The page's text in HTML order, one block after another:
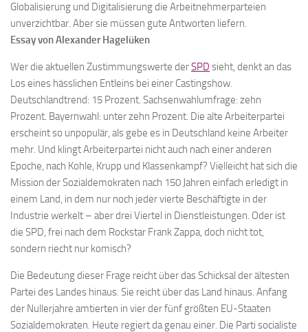
Globalisierung und Digitalisierung die Arbeitnehmerparteien
unverzichtbar. Aber sie müssen gute Antworten liefern.
Essay von Alexander Hagelüken
Wer die aktuellen Zustimmungswerte derSPD sieht, denkt an das
Los eines hässlichen Entleins bei einer Castingshow.
Deutschlandtrend: 15 Prozent. Sachsenwahlumfrage: zehn
Prozent. Bayernwahl: unter zehn Prozent. Die alte Arbeiterpartei
erscheint so unpopulär, als gebe es in Deutschland keine Arbeiter
mehr. Und klingt Arbeiterpartei nicht auch nach einer anderen
Epoche, nach Kohle, Krupp und Klassenkampf? Vielleicht hat sich die
Mission der Sozialdemokraten nach 150 Jahren einfach erledigt in
einem Land, in dem nur noch jeder vierte Beschäftigte in der
Industrie werkelt – aber drei Viertel in Dienstleistungen. Oder ist
die SPD, frei nach dem Rockstar Frank Zappa, doch nicht tot,
sondern riecht nur komisch?
Die Bedeutung dieser Frage reicht über das Schicksal der ältesten
Partei des Landes hinaus. Sie reicht über das Land hinaus. Anfang
der Nullerjahre amtierten in vier der fünf größten EU-Staaten
Sozialdemokraten. Heute regiert da genau einer. Die Parti socialiste